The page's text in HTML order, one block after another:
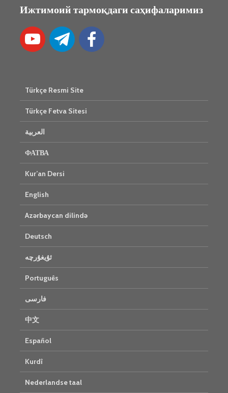
Ижтимоий тармоқдаги саҳифаларимиз
Türkçe Resmi Site
Türkçe Fetva Sitesi
العربية
ФАТВА
Kur’an Dersi
English
Azərbaycan dilində
Deutsch
ئۇيغۇرچە
Português
فارسی
中文
Español
Kurdî
Nederlandse taal